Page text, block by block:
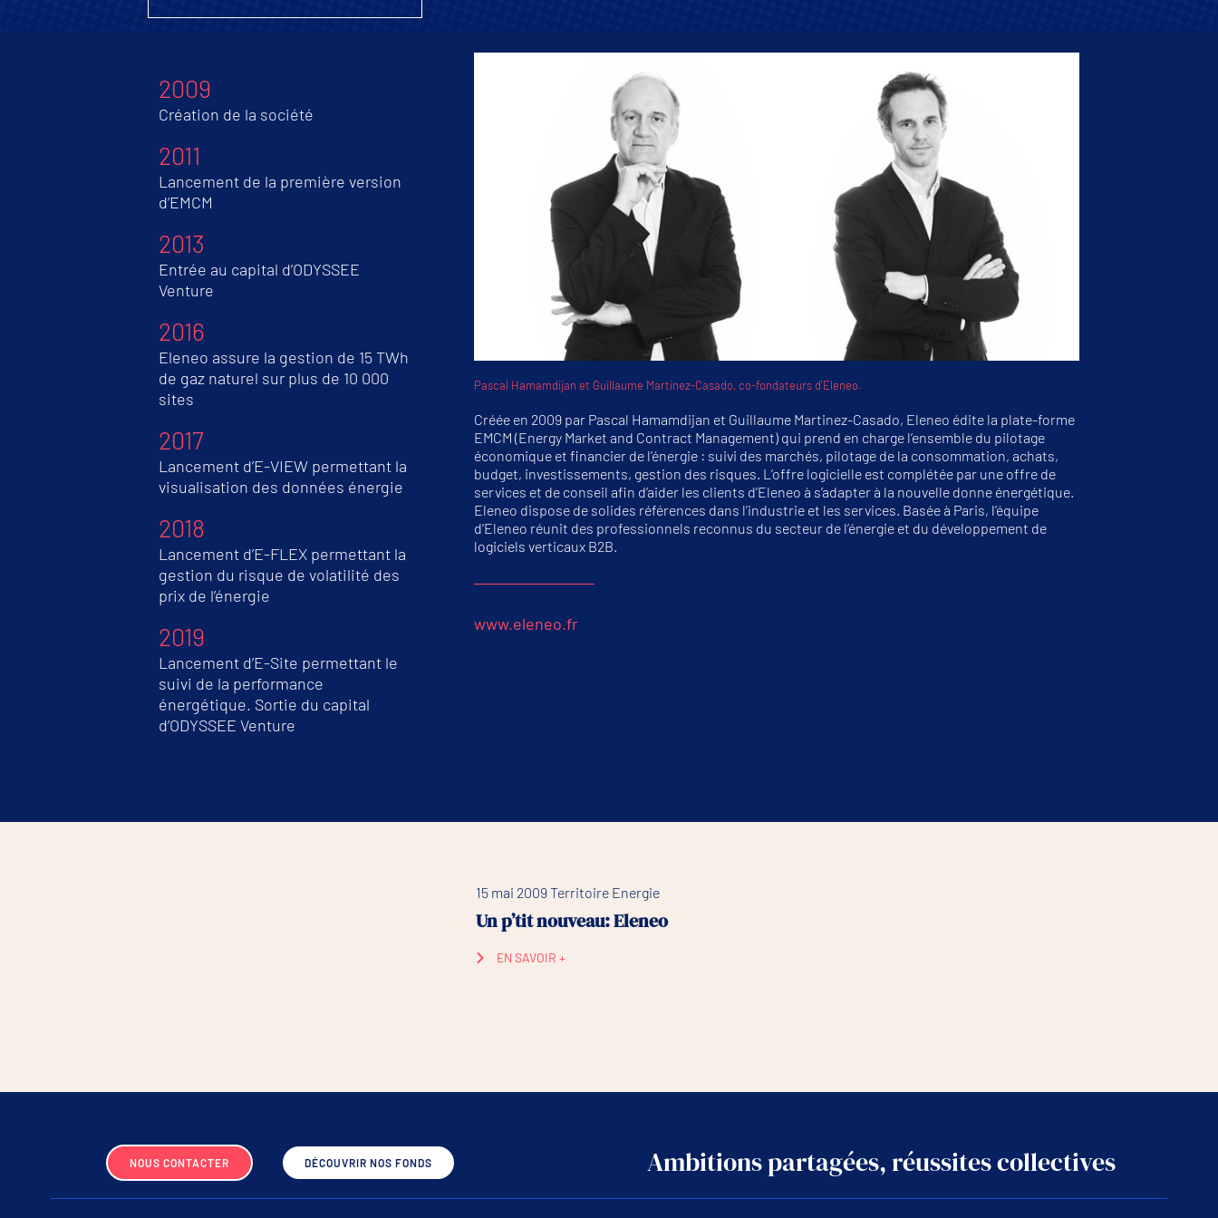
2009
Création de la société
2011
Lancement de la première version
d’EMCM
2013
Entrée au capital d’ODYSSEE
Venture
2016
Eleneo assure la gestion de 15 TWh
de gaz naturel sur plus de 10 000
sites
2017
Lancement d’E-VIEW permettant la
visualisation des données énergie
2018
Lancement d’E-FLEX permettant la
gestion du risque de volatilité des
prix de l’énergie
2019
Lancement d’E-Site permettant le
suivi de la performance
énergétique. Sortie du capital
d’ODYSSEE Venture
Pascal Hamamdijan et Guillaume Martinez-Casado, co-fondateurs d’Eleneo.
Créée en 2009 par Pascal Hamamdijan et Guillaume Martinez-Casado, Eleneo édite la plate-forme
EMCM (Energy Market and Contract Management) qui prend en charge l’ensemble du pilotage
économique et financier de l’énergie : suivi des marchés, pilotage de la consommation, achats,
budget, investissements, gestion des risques. L’offre logicielle est complétée par une offre de
services et de conseil afin d’aider les clients d’Eleneo à s’adapter à la nouvelle donne énergétique.
Eleneo dispose de solides références dans l’industrie et les services. Basée à Paris, l’équipe
d’Eleneo réunit des professionnels reconnus du secteur de l’énergie et du développement de
logiciels verticaux B2B.
www.eleneo.fr
15 mai 2009 Territoire Energie
Un p’tit nouveau: Eleneo
EN SAVOIR +
NOUS CONTACTER DÉCOUVRIR NOS FONDS Ambitions partagées, réussites collectives